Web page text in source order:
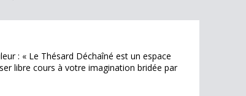
: « Le Thésard Déchaîné est un espace
libre cours à votre imagination bridée par